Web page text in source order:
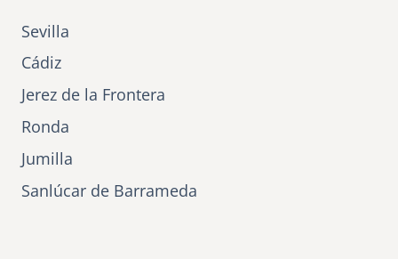
Sevilla
Cádiz
Jerez de la Frontera
Ronda
Jumilla
Sanlúcar de Barrameda